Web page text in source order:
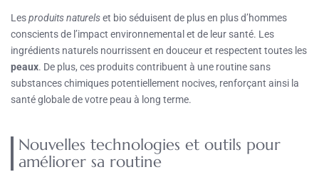
Lesproduits naturelset bio séduisent de plus en plus d’hommes
conscients de l’impact environnemental et de leur santé. Les
ingrédients naturels nourrissent en douceur et respectent toutes les
peaux. De plus, ces produits contribuent à une routine sans
substances chimiques potentiellement nocives, renforçant ainsi la
santé globale de votre peau à long terme.
Nouvelles technologies et outils pour
améliorer sa routine